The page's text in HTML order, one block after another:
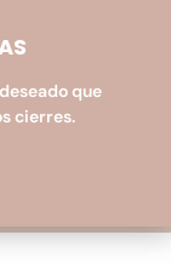
que
cierres.